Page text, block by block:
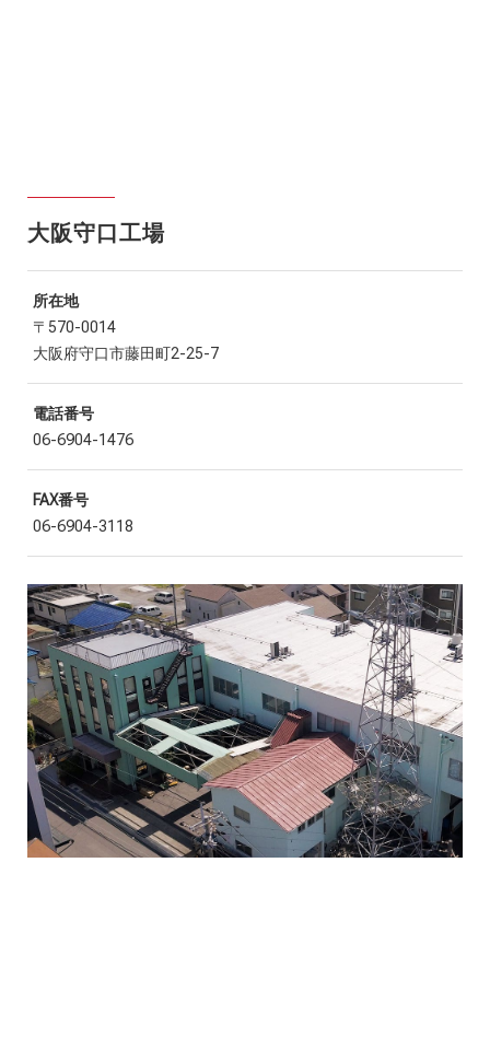
大阪守口工場
所在地
〒570-0014
大阪府守口市藤田町2-25-7
電話番号
06-6904-1476
FAX番号
06-6904-3118